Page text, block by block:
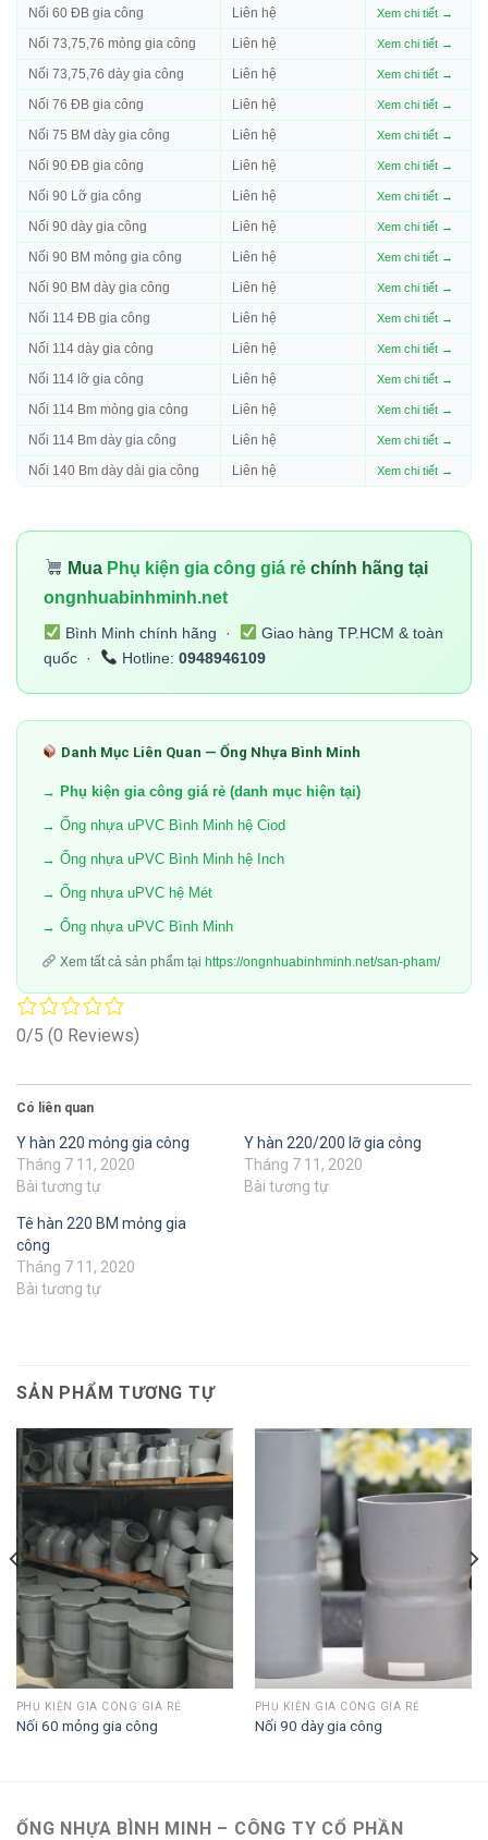
Nối 60 ĐB gia công Liên hệ Xem chi tiết →
Nối 73,75,76 mỏng gia công Liên hệ Xem chi tiết →
Nối 73,75,76 dày gia công Liên hệ Xem chi tiết →
Nối 76 ĐB gia công Liên hệ Xem chi tiết →
Nối 75 BM dày gia công Liên hệ Xem chi tiết →
Nối 90 ĐB gia công Liên hệ Xem chi tiết →
Nối 90 Lỡ gia công Liên hệ Xem chi tiết →
Nối 90 dày gia công Liên hệ Xem chi tiết →
Nối 90 BM mỏng gia công Liên hệ Xem chi tiết →
Nối 90 BM dày gia công Liên hệ Xem chi tiết →
Nối 114 ĐB gia công Liên hệ Xem chi tiết →
Nối 114 dày gia công Liên hệ Xem chi tiết →
Nối 114 lỡ gia công Liên hệ Xem chi tiết →
Nối 114 Bm mỏng gia công Liên hệ Xem chi tiết →
Nối 114 Bm dày gia công Liên hệ Xem chi tiết →
Nối 140 Bm dày dài gia công Liên hệ Xem chi tiết →
Mua Phụ kiện gia công giá rẻ chính hãng tại
ongnhuabinhminh.net
Bình Minh chính hãng ·
Giao hàng TP.HCM & toàn
quốc ·
Hotline: 0948946109
Danh Mục Liên Quan — Ống Nhựa Bình Minh
→ Phụ kiện gia công giá rẻ (danh mục hiện tại)
→ Ống nhựa uPVC Bình Minh hệ Ciod
→ Ống nhựa uPVC Bình Minh hệ Inch
→ Ống nhựa uPVC hệ Mét
→ Ống nhựa uPVC Bình Minh
Xem tất cả sản phẩm tại https://ongnhuabinhminh.net/san-pham/
0/5 (0 Reviews)
Có liên quan
Y hàn 220 mỏng gia công
Tháng 7 11, 2020
Bài tương tự
Y hàn 220/200 lỡ gia công
Tháng 7 11, 2020
Bài tương tự
Tê hàn 220 BM mỏng gia
công
Tháng 7 11, 2020
Bài tương tự
SẢN PHẨM TƯƠNG TỰ
PHỤ KIỆN GIA CÔNG GIÁ RẺ
Nối 60 mỏng gia công
PHỤ KIỆN GIA CÔNG GIÁ RẺ
Nối 90 dày gia công
ỐNG NHỰA BÌNH MINH – CÔNG TY CỔ PHẦN